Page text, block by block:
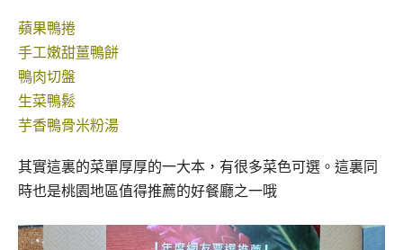
蘋果鴨捲
手工嫩甜薑鴨餅
鴨肉切盤
生菜鴨鬆
芋香鴨骨米粉湯
其實這裏的菜單厚厚的一大本，有很多菜色可選。這裏同
時也是桃園地區值得推薦的好餐廳之一哦